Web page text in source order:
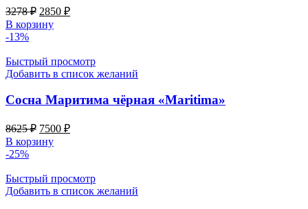
3278₽ Первоначальная
цена
составляла
2850 ₽Текущая
В корзину
-13%
Быстрый просмотр
Добавить в список желаний
Сосна Маритима чёрная «Maritima»
8625₽ Первоначальная
цена
составляла
7500 ₽Текущая
В корзину
-25%
Быстрый просмотр
Добавить в список желаний